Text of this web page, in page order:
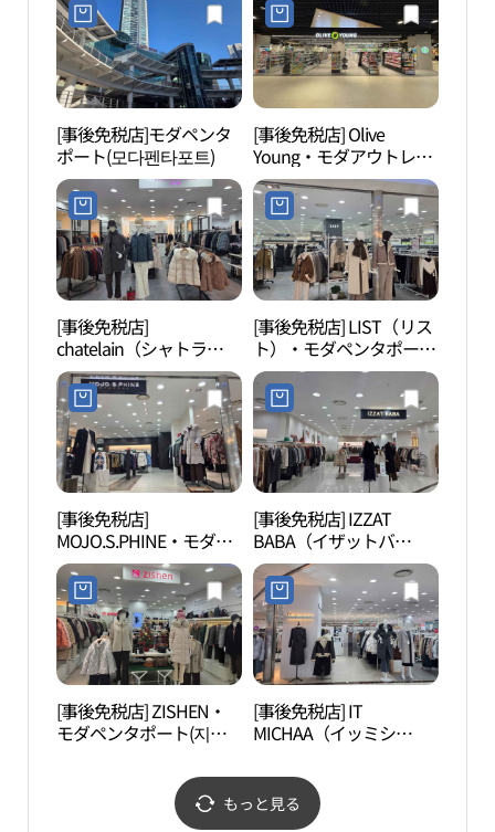
[事後免税店]モダペンタ
ポート(모다펜타포트)
[事後免税店] Olive
Young・モダアウトレッ
トチョナンアンサン（天
安牙山）店(올리브영 모
다아울렛 천안아산점)
[事後免税店]
chatelain（シャトラ
ン）・チョナンアンサン
（天安安山）モダアウト
レット(샤트렌 모다펜트
포트)
[事後免税店] LIST（リス
ト）・モダペンタポート
(리스트 모다펜트포트)
[事後免税店]
MOJO.S.PHINE・モダペ
ンタポート(모조에스핀
모다펜트포트)
[事後免税店] IZZAT
BABA（イザットバ
バ）・モダアウトレット
チョナンアンサン（天安
牙山）店(아이잗바바 모
다아울렛 천안아산점)
[事後免税店] ZISHEN・
モダペンタポート(지센
[事後免税店] IT
MICHAA（イッミシ
(잇미샤 모다펜트포트)
もっと見る